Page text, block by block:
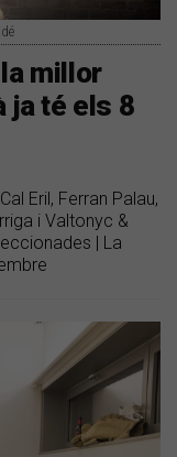
millor
ja té els 8
Eril, Ferran Palau,
i Valtonyc &
| La